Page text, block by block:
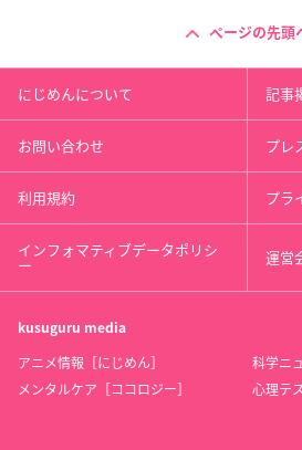
ページの先頭
にじめんについて 記事
お問い合わせ プレ
利用規約 プラ
インフォマティブデータポリシ
ー 運営
kusuguru media
アニメ情報［にじめん］
科学ニ
メンタルケア［ココロジー］
心理テ